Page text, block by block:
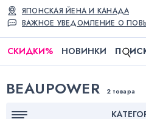
ВАЖНОЕ УВЕДОМЛЕНИЕ О
ЯПОНСКАЯ ЙЕНА И КАНАДА
СКИДКИ% НОВИНКИ П
BEAUPOWER 2 товара